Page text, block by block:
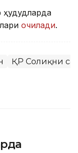
ҳудудларда
очилади.
ҚР Соғлиқни